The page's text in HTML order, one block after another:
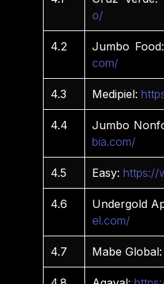
o/
4.2 Jumbo Food:
com/
4.3 Medipiel:
4.4 Jumbo
bia.com/
4.5 Easy: https://
4.6 Undergold
el.com/
4.7 Mabe Global: